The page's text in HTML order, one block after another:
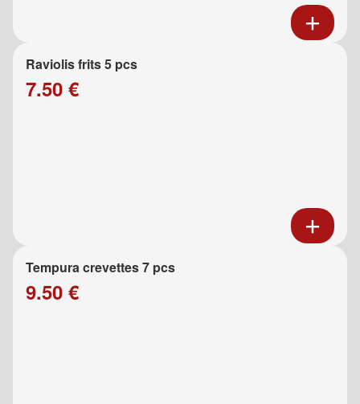
Raviolis frits 5 pcs
7.50 €
Tempura crevettes 7 pcs
9.50 €